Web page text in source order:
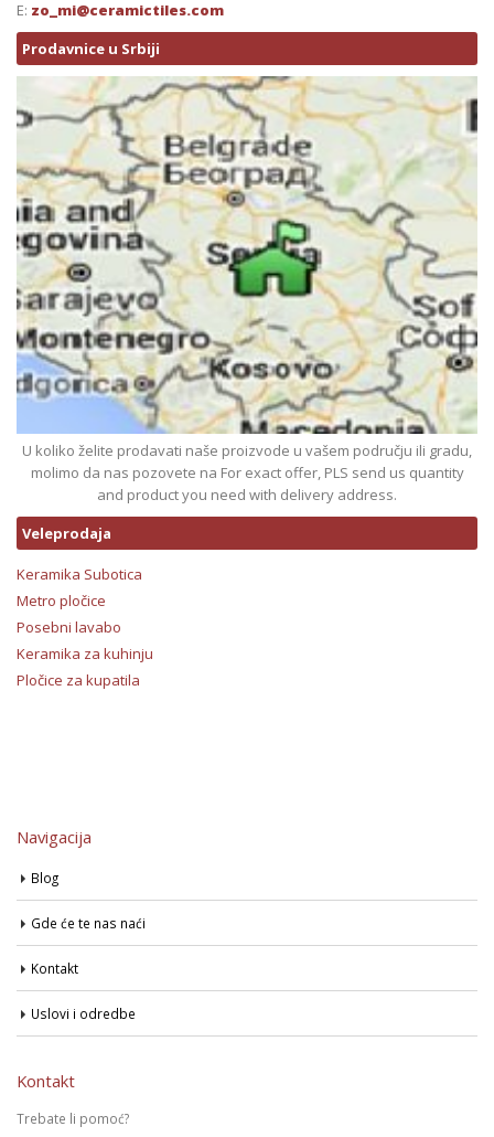
E: zo_mi@ceramictiles.com
Prodavnice u Srbiji
U koliko želite prodavati naše proizvode u vašem području ili gradu,
molimo da nas pozovete na For exact offer, PLS send us quantity
and product you need with delivery address.
Veleprodaja
Keramika Subotica
Metro pločice
Posebni lavabo
Keramika za kuhinju
Pločice za kupatila
Navigacija
Blog
Gde će te nas naći
Kontakt
Uslovi i odredbe
Kontakt
Trebate li pomoć?